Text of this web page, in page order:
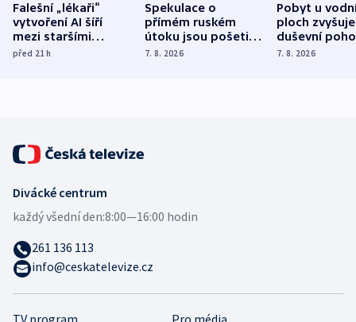
Falešní „lékaři“
vytvoření AI šíří
mezi staršími
Poláky nebezpečné
před 21h
Spekulace o
přímém ruském
útoku jsou pošetilé,
míní estonský
7. 8. 2026
Pobyt u
ploch zvyšuje
duševní
ukázala
7. 8. 2026
Divácké centrum
každý všední den:8:00—16:00 hodin
261 136 113
info@ceskatelevize.cz